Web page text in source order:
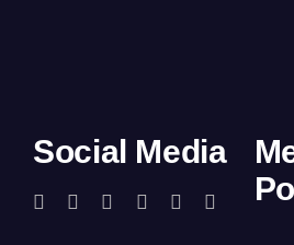
Social Media